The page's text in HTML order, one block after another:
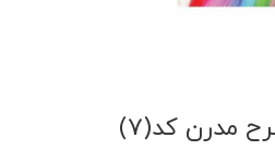
مدرن کد(7)